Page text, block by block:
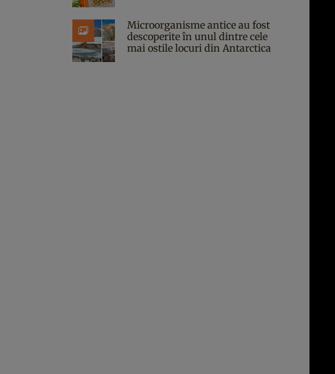
Microorganisme antice au fost
descoperite în unul dintre cele
mai ostile locuri din Antarctica